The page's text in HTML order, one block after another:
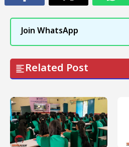
Join WhatsApp
Related Post